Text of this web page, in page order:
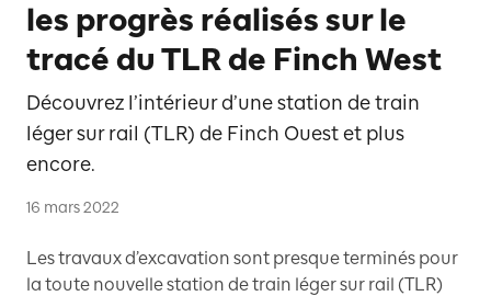
les progrès réalisés sur le
tracé du TLR de Finch West
Découvrez l’intérieur d’une station de train
léger sur rail (TLR) de Finch Ouest et plus
encore.
16 mars 2022
Les travaux d’excavation sont presque terminés pour
la toute nouvelle station de train léger sur rail (TLR)